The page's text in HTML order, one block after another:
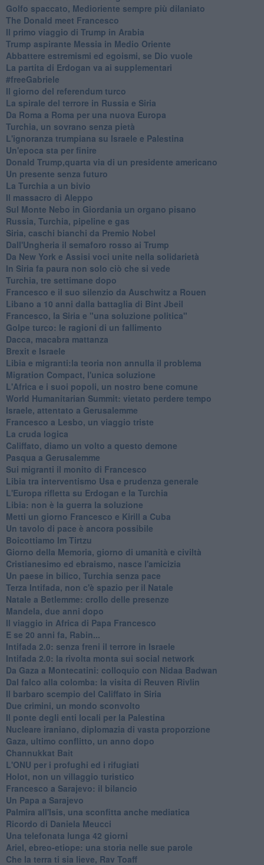
Golfo spaccato, Medioriente sempre più dilaniato
The Donald meet Francesco
Il primo viaggio di Trump in Arabia
Trump aspirante Messia in Medio Oriente
Abbattere estremismi ed egoismi, se Dio vuole
La partita di Erdogan va ai supplementari
#freeGabriele
Il giorno del referendum turco
La spirale del terrore in Russia e Siria
Da Roma a Roma per una nuova Europa
Turchia, un sovrano senza pietà
L'ignoranza trumpiana su Israele e Palestina
Un'epoca sta per finire
Donald Trump,quarta via di un presidente americano
Un presente senza futuro
La Turchia a un bivio
Il massacro di Aleppo
Sul Monte Nebo in Giordania un organo pisano
Russia, Turchia, pipeline e gas
Siria, caschi bianchi da Premio Nobel
Dall'Ungheria il semaforo rosso ai Trump
Da New York e Assisi voci unite nella solidarietà
In Siria fa paura non solo ciò che si vede
Turchia, tre settimane dopo
Francesco e il suo silenzio da Auschwitz a Rouen
Libano a 10 anni dalla battaglia di Bint Jbeil
Francesco, la Siria e "una soluzione politica"
Golpe turco: le ragioni di un fallimento
Dacca, macabra mattanza
Brexit e Israele
Libia e migranti:la teoria non annulla il problema
Migration Compact, l'unica soluzione
L'Africa e i suoi popoli, un nostro bene comune
World Humanitarian Summit: vietato perdere tempo
Israele, attentato a Gerusalemme
Francesco a Lesbo, un viaggio triste
La cruda logica
Califfato, diamo un volto a questo demone
Pasqua a Gerusalemme
Sui migranti il monito di Francesco
Libia tra interventismo Usa e prudenza generale
L'Europa rifletta su Erdogan e la Turchia
Libia: non è la guerra la soluzione
Metti un giorno Francesco e Kirill a Cuba
Un tavolo di pace è ancora possibile
Boicottiamo Im Tirtzu
Giorno della Memoria, giorno di umanità e civiltà
Cristianesimo ed ebraismo, nasce l'amicizia
Un paese in bilico, Turchia senza pace
Terza Intifada, non c'è spazio per il Natale
Natale a Betlemme: crollo delle presenze
Mandela, due anni dopo
Il viaggio in Africa di Papa Francesco
E se 20 anni fa, Rabin...
Intifada 2.0: senza freni il terrore in Israele
Intifada 2.0: la rivolta monta sui social network
Da Gaza a Montecatini: colloquio con Nidaa Badwan
Dal falco alla colomba: la visita di Reuven Rivlin
Il barbaro scempio del Califfato in Siria
Due crimini, un mondo sconvolto
Il ponte degli enti locali per la Palestina
Nucleare iraniano, diplomazia di vasta proporzione
Gaza, ultimo conflitto, un anno dopo
Channukkat Bait
L'ONU per i profughi ed i rifugiati
Holot, non un villaggio turistico
Francesco a Sarajevo: il bilancio
Un Papa a Sarajevo
Palmira all'Isis, una sconfitta anche mediatica
Ricordo di Daniela Meucci
​Una telefonata lunga 42 giorni
​Ariel, ebreo-etiope: una storia nelle sue parole
Che la terra ti sia lieve, Rav Toaff